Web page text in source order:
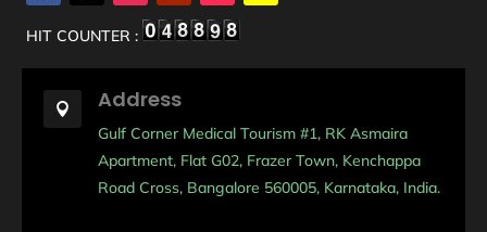
HIT COUNTER :
 Address
Gulf Corner Medical Tourism #1, RK Asmaira
Apartment, Flat G02, Frazer Town, Kenchappa
Road Cross, Bangalore 560005, Karnataka, India.